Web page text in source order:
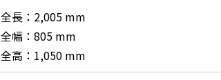
全長：2,005 mm
全幅：805 mm
全高：1,050 mm